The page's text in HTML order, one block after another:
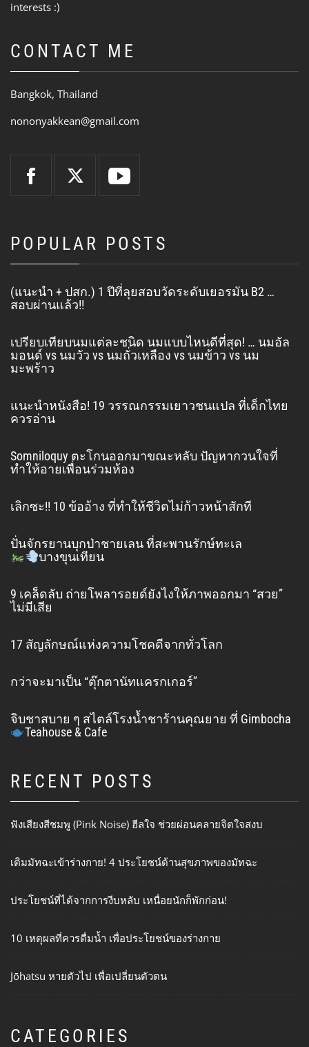
interests :)
CONTACT ME
Bangkok, Thailand
nononyakkean@gmail.com
POPULAR POSTS
(แนะนำ + ปสก.) 1 ปีที่ลุยสอบวัดระดับเยอรมัน B2 …
สอบผ่านแล้ว!!
เปรียบเทียบนมแต่ละชนิด นมแบบไหนดีที่สุด! … นมอัล
มอนด์ vs นมวัว vs นมถั่วเหลือง vs นมข้าว vs นม
มะพร้าว
แนะนำหนังสือ! 19 วรรณกรรมเยาวชนแปล ที่เด็กไทย
ควรอ่าน
Somniloquy ตะโกนออกมาขณะหลับ ปัญหากวนใจที่
ทำให้อายเพื่อนร่วมห้อง
เลิกซะ!! 10 ข้ออ้าง ที่ทำให้ชีวิตไม่ก้าวหน้าสักที
ปั่นจักรยานบุกป่าชายเลน ที่สะพานรักษ์ทะเล
บางขุนเทียน
9 เคล็ดลับ ถ่ายโพลารอยด์ยังไงให้ภาพออกมา “สวย”
ไม่มีเสีย
17 สัญลักษณ์แห่งความโชคดีจากทั่วโลก
กว่าจะมาเป็น “ตุ๊กตานัทแครกเกอร์”
จิบชาสบาย ๆ สไตล์โรงน้ำชาร้านคุณยาย ที่ Gimbocha
Teahouse & Cafe
RECENT POSTS
ฟังเสียงสีชมพู (Pink Noise) ฮีลใจ ช่วยผ่อนคลายจิตใจสงบ
เติมมัทฉะเข้าร่างกาย! 4 ประโยชน์ด้านสุขภาพของมัทฉะ
ประโยชน์ที่ได้จากการงีบหลับ เหนื่อยนักก็พักก่อน!
10 เหตุผลที่ควรดื่มน้ำ เพื่อประโยชน์ของร่างกาย
Jōhatsu หายตัวไป เพื่อเปลี่ยนตัวตน
CATEGORIES